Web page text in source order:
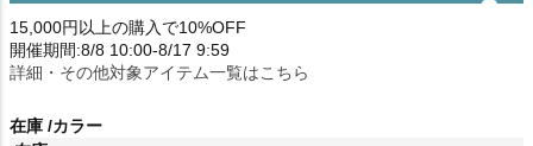
15,000円以上の購入で10%OFF
開催期間:8/8 10:00-8/17 9:59
詳細・その他対象アイテム一覧はこちら
在庫 カラー